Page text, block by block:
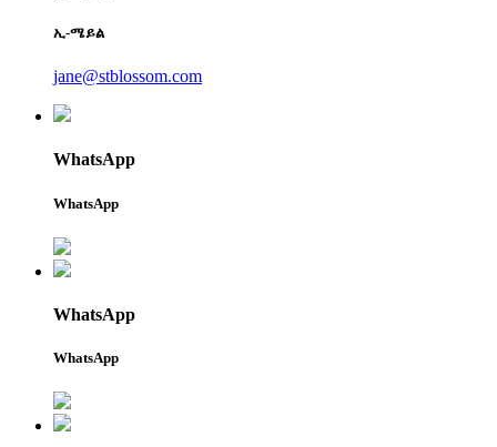
ኢ-ሜይል
jane@stblossom.com
WhatsApp
WhatsApp
WhatsApp
WhatsApp